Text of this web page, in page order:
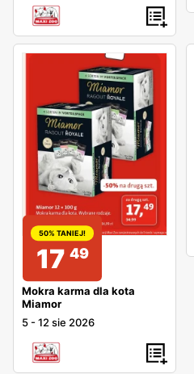
50% TANIEJ!
17 49
Mokra karma dla kota
Miamor
5 -12 sie 2026